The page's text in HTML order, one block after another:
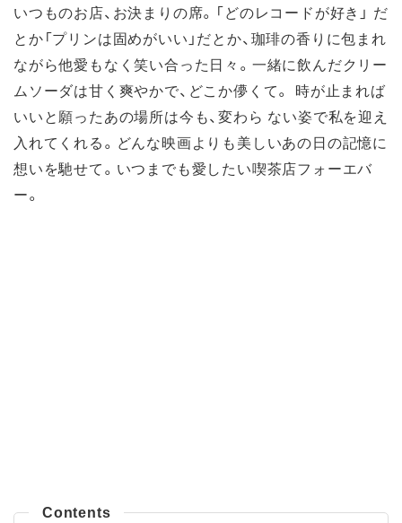
いつものお店、お決まりの席。「どのレコードが好き」 だ
とか「プリンは固めがいい」だとか、珈琲の香りに包まれ
ながら他愛もなく笑い合った日々。一緒に飲んだクリー
ムソーダは甘く爽やかで、どこか儚くて。 時が止まれば
いいと願ったあの場所は今も、変わら ない姿で私を迎え
入れてくれる。どんな映画よりも美しいあの日の記憶に
想いを馳せて。いつまでも愛したい喫茶店フォーエバ
ー。
Contents